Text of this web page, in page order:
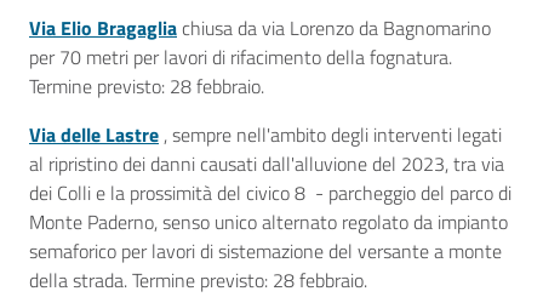
Via Elio Bragaglia chiusa da via Lorenzo da Bagnomarino
per 70 metri per lavori di rifacimento della fognatura.
Termine previsto: 28 febbraio.
Via delle Lastre , sempre nell'ambito degli interventi legati
al ripristino dei danni causati dall'alluvione del 2023, tra via
dei Colli e la prossimità del civico 8 - parcheggio del parco di
Monte Paderno, senso unico alternato regolato da impianto
semaforico per lavori di sistemazione del versante a monte
della strada. Termine previsto: 28 febbraio.